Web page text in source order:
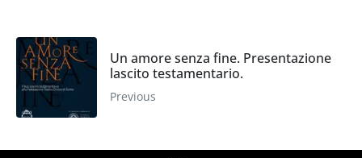
Un amore senza fine. Presentazione
lascito testamentario.
Previous